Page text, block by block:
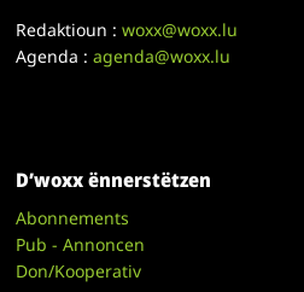
Redaktioun :woxx@woxx.lu
Agenda :agenda@woxx.lu
D’woxx ënnerstëtzen
Abonnements
Pub - Annoncen
Don/Kooperativ